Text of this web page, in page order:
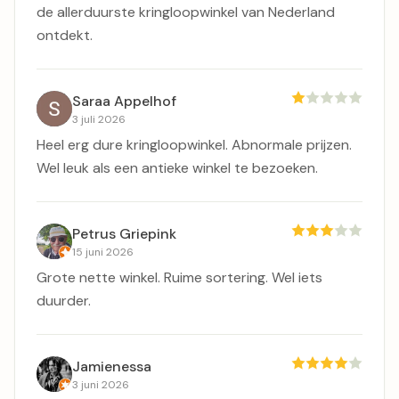
de allerduurste kringloopwinkel van Nederland
ontdekt.
Saraa Appelhof
3 juli 2026
Heel erg dure kringloopwinkel. Abnormale prijzen.
Wel leuk als een antieke winkel te bezoeken.
Petrus Griepink
15 juni 2026
Grote nette winkel. Ruime sortering. Wel iets
duurder.
Jamienessa
3 juni 2026